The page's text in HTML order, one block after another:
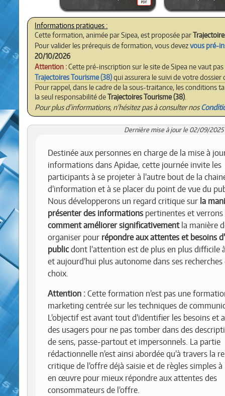
Cette formation, animée par Sipea, est proposée par
Pour valider les prérequis de formation, vous devezvous pré-
20/10/2026
Attention :Cette pré-inscription sur le site de Sipea ne vaut
Trajectoires Tourisme (38)qui assurera le suivi de votre
Pour rappel, dans le cadre de la sous-traitance, les conditions
la seul responsabilité deTrajectoires Tourisme (38)
Pour plus d'informations, n'hésitez pas à consulter nos
Dernière mise à jour le 02/09/2025
Destinée aux personnes en charge de la mise à
informations dans Apidae, cette journée invite les
participants à se projeter à l’autre bout de la
d’information et à se placer du point de vue du
Nous développerons un regard critique sur la
présenter des informations pertinentes et verrons
comment améliorer significativementla manière
organiser pour répondre aux attentes et besoins
publicdont l’attention est de plus en plus difficile
et aujourd’hui plus autonome dans ses recherches
choix.
Attention : Cette formation n’est pas une
marketing centrée sur les techniques de
L’objectif est avant tout d’identifier les besoins et
des usagers pour ne pas tomber dans des
de sens, passe-partout et impersonnels. La partie
rédactionnelle n’est ainsi abordée qu’à travers la
critique de l’offre déjà saisie et de règles simples
en œuvre pour mieux répondre aux attentes des
consommateurs de l’offre.